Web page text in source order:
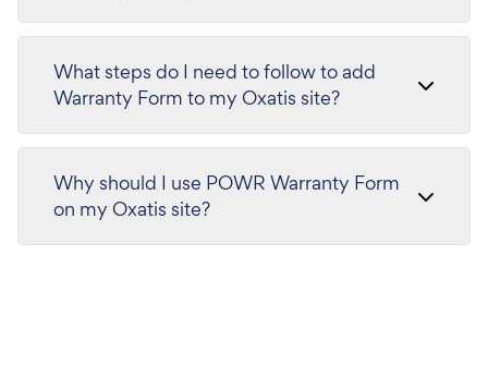
What steps do I need to follow to add
Warranty Form to my Oxatis site?
Why should I use POWR Warranty Form
on my Oxatis site?